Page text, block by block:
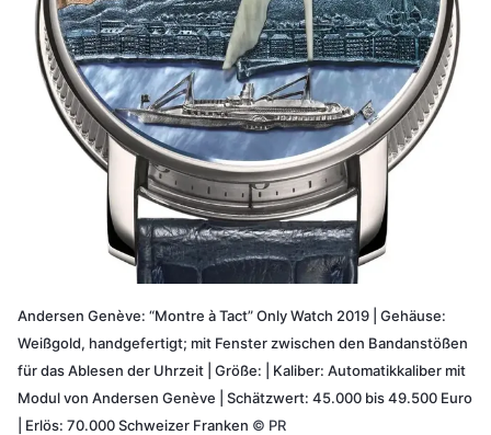
Andersen Genève: “Montre à Tact” Only Watch 2019 | Gehäuse:
Weißgold, handgefertigt; mit Fenster zwischen den Bandanstößen
für das Ablesen der Uhrzeit | Größe: | Kaliber: Automatikkaliber mit
Modul von Andersen Genève | Schätzwert: 45.000 bis 49.500 Euro
| Erlös: 70.000 Schweizer Franken © PR